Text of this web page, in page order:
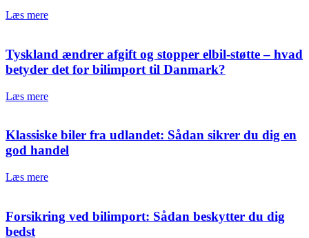
Læs mere
Tyskland ændrer afgift og stopper elbil-støtte – hvad
betyder det for bilimport til Danmark?
Læs mere
Klassiske biler fra udlandet: Sådan sikrer du dig en
god handel
Læs mere
Forsikring ved bilimport: Sådan beskytter du dig
bedst